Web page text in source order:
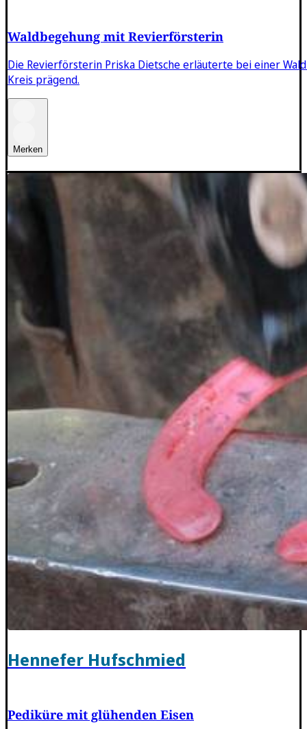
Waldbegehung mit Revierförsterin
Die Revierförsterin Priska Dietsche erläuterte bei einer
Kreis prägend.
Merken
Hennefer Hufschmied
Pediküre mit glühenden Eisen